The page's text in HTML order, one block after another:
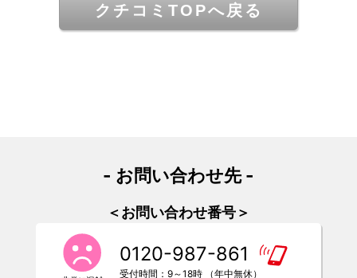
クチコミTOPへ戻る
- お問い合わせ先 -
＜お問い合わせ番号＞
0120-987-861
受付時間：9～18時 （年中無休）